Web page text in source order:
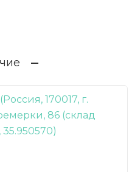
170017, г.
86 (склад